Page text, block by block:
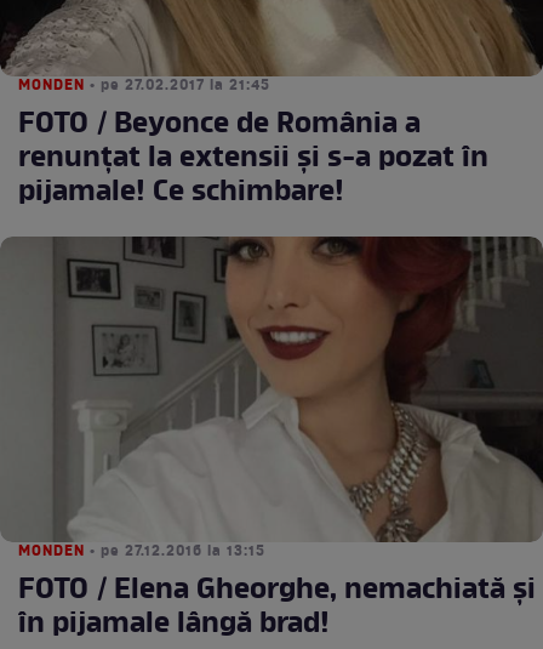
MONDEN • pe 27.02.2017 la 21:45
FOTO / Beyonce de România a
renunțat la extensii și s-a pozat în
pijamale! Ce schimbare!
MONDEN • pe 27.12.2016 la 13:15
FOTO / Elena Gheorghe, nemachiată şi
în pijamale lângă brad!